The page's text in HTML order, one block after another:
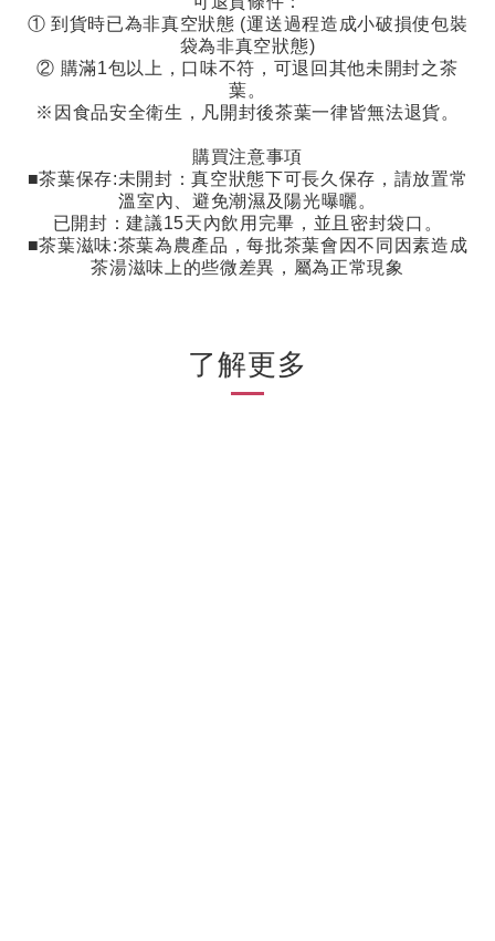
① 到貨時已為非真空狀態 (運送過程造成小破損使包裝
袋為非真空狀態)
② 購滿1包以上，口味不符，可退回其他未開封之茶
葉。
※因食品安全衛生，凡開封後茶葉一律皆無法退貨。
購買注意事項
■茶葉保存:未開封：真空狀態下可長久保存，請放置常
溫室內、避免潮濕及陽光曝曬。
已開封：建議15天內飲用完畢，並且密封袋口。
■茶葉滋味:茶葉為農產品，每批茶葉會因不同因素造成
茶湯滋味上的些微差異，屬為正常現象
了解更多